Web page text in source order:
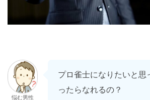
悩む男性
プロ雀士になりたいと思
ったらなれるの？